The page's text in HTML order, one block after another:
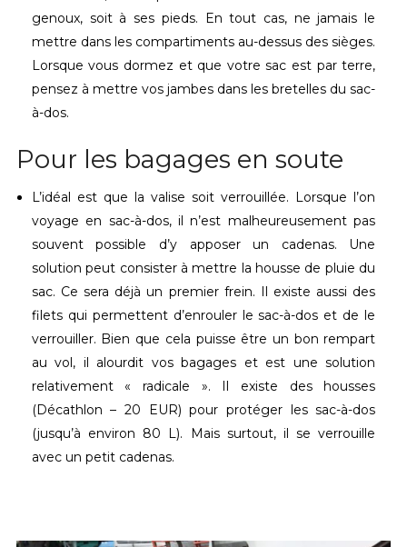
genoux, soit à ses pieds. En tout cas, ne jamais le
mettre dans les compartiments au-dessus des sièges.
Lorsque vous dormez et que votre sac est par terre,
pensez à mettre vos jambes dans les bretelles du sac-
à-dos.
Pour les bagages en soute
L’idéal est que la valise soit verrouillée. Lorsque l’on
voyage en sac-à-dos, il n’est malheureusement pas
souvent possible d’y apposer un cadenas. Une
solution peut consister à mettre la housse de pluie du
sac. Ce sera déjà un premier frein. Il existe aussi des
filets qui permettent d’enrouler le sac-à-dos et de le
verrouiller. Bien que cela puisse être un bon rempart
au vol, il alourdit vos bagages et est une solution
relativement « radicale ». Il existe des housses
(Décathlon – 20 EUR) pour protéger les sac-à-dos
(jusqu’à environ 80 L). Mais surtout, il se verrouille
avec un petit cadenas.